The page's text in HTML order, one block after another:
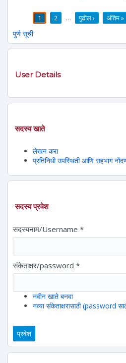
1 2 … पुढील › अंतिम »
पुर्ण सूची
User Details
सदस्य खाते
लेखन करा
प्रतिनिधी उपस्थिती आणि सहभाग
सदस्य प्रवेश
सदस्यनाम/Username *
संकेताक्षर/password *
नवीन खाते बनवा
नव्या संकेताक्षरासाठी (password